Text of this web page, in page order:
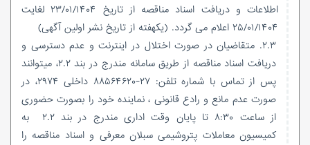
اطلاعات و دریافت اسناد مناقصه از تاریخ ۲۳/۰۱/۱۴۰۴ لغایت
۲۵/۰۱/۱۴۰۴ اعلام می گردد. (یکهفته از تاریخ نشر اولین آگهی)
۲.۳. متقاضیان در صورت اختلال در اینترنت و عدم دسترسی و
دریافت اسناد مناقصه از طریق سامانه مندرج در بند ۲.۲، میتوانند
پس از تماس با شماره تلفن: ۲۷-۸۸۵۶۴۶۲۰ داخلی ۲۹۷۴، در
صورت عدم مانع و رادع قانونی ، نماینده خود را بصورت حضوری
از ساعت ۸:۳۰ تا پایان وقت اداری مندرج در بند ۲.۲ به
کمیسیون معاملات پتروشیمی سبلان معرفی و اسناد مناقصه را